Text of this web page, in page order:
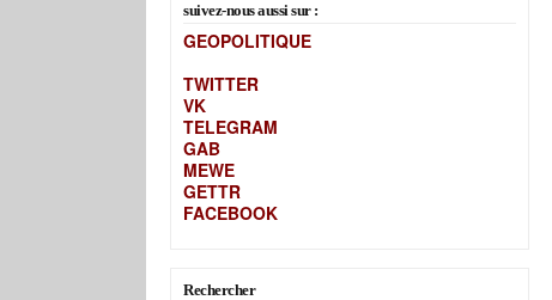
suivez-nous aussi sur :
GEOPOLITIQUE
TWITTER
VK
TELEGRAM
GAB
MEWE
GETTR
FACEBOOK
Rechercher